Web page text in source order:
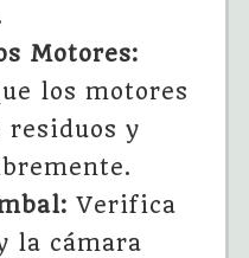
Motores:
los motores
residuos y
Verifica
la cámara